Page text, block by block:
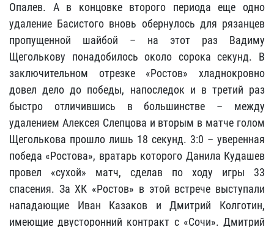
Опалев. А в концовке второго периода еще одно
удаление Басистого вновь обернулось для рязанцев
пропущенной шайбой – на этот раз Вадиму
Щеголькову понадобилось около сорока секунд. В
заключительном отрезке «Ростов» хладнокровно
довел дело до победы, напоследок и в третий раз
быстро отличившись в большинстве – между
удалением Алексея Слепцова и вторым в матче голом
Щеголькова прошло лишь 18 секунд. 3:0 – уверенная
победа «Ростова», вратарь которого Данила Кудашев
провел «сухой» матч, сделав по ходу игры 33
спасения. За ХК «Ростов» в этой встрече выступали
нападающие Иван Казаков и Дмитрий Колготин,
имеющие двусторонний контракт с «Сочи». Дмитрий